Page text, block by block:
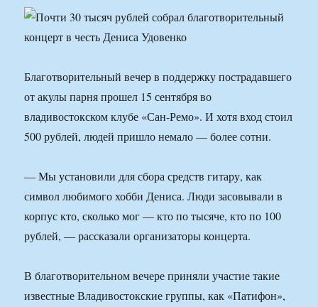
Благотворительный вечер в поддержку пострадавшего
от акулы парня прошел 15 сентября во
владивостокском клубе «Сан-Ремо». И хотя вход стоил
500 рублей, людей пришло немало — более сотни.
— Мы установили для сбора средств гитару, как
символ любимого хобби Дениса. Люди засовывали в
корпус кто, сколько мог — кто по тысяче, кто по 100
рублей, — рассказали организаторы концерта.
В благотворительном вечере приняли участие такие
известные Владивостокские группы, как «Патифон»,